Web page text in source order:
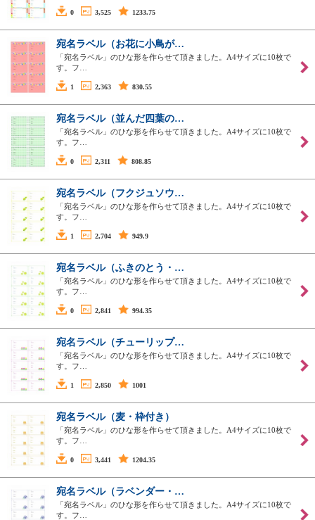
0 3,525 1233.75
宛名ラベル（お花に小鳥が…
「宛名ラベル」のひな形を作らせて頂きました。A4サイズに10枚で
す。フ…
1 2,363 830.55
宛名ラベル（並んだ四葉の…
「宛名ラベル」のひな形を作らせて頂きました。A4サイズに10枚で
す。フ…
0 2,311 808.85
宛名ラベル（フクジュソウ…
「宛名ラベル」のひな形を作らせて頂きました。A4サイズに10枚で
す。フ…
1 2,704 949.9
宛名ラベル（ふきのとう・…
「宛名ラベル」のひな形を作らせて頂きました。A4サイズに10枚で
す。フ…
0 2,841 994.35
宛名ラベル（チューリップ…
「宛名ラベル」のひな形を作らせて頂きました。A4サイズに10枚で
す。フ…
1 2,850 1001
宛名ラベル（麦・枠付き）
「宛名ラベル」のひな形を作らせて頂きました。A4サイズに10枚で
す。フ…
0 3,441 1204.35
宛名ラベル（ラベンダー・…
「宛名ラベル」のひな形を作らせて頂きました。A4サイズに10枚で
す。フ…